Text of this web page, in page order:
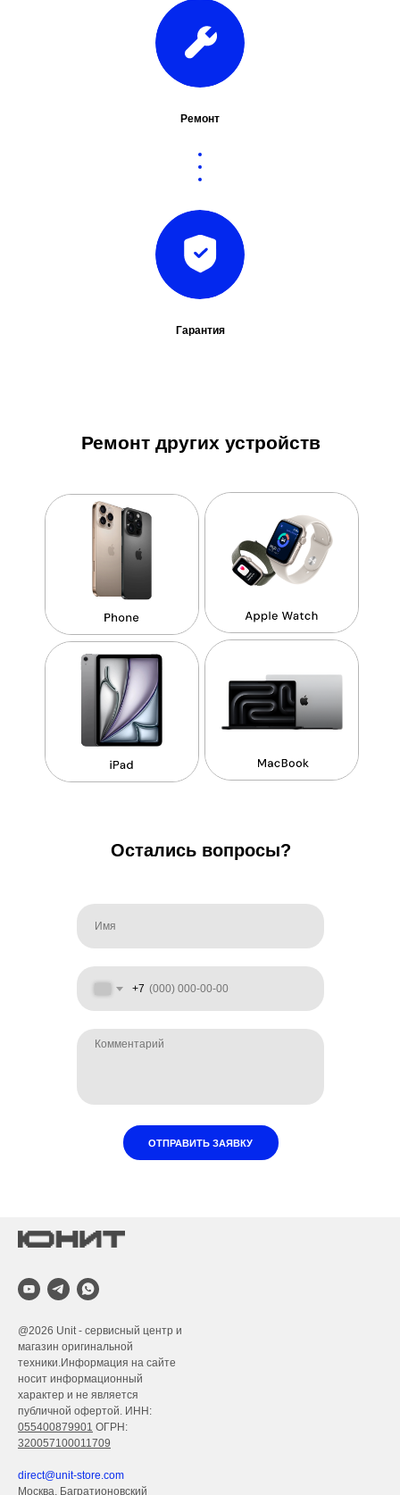
Ремонт
Гарантия
Ремонт других устройств
Остались вопросы?
+7
ОТПРАВИТЬ ЗАЯВКУ
@2026 Unit - сервисный центр и
магазин оригинальной
техники.Информация на сайте
носит информационный
характер и не является
публичной офертой. ИНН:
055400879901 ОГРН:
320057100011709
direct@unit-store.com
Москва, Багратионовский